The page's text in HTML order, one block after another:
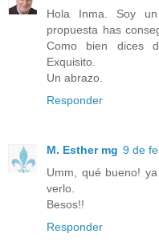
Hola Inma. Soy
propuesta has
Como bien dices
Exquisito.
Un abrazo.
Responder
M. Esther mg 9 de
Umm, qué bueno!
verlo.
Besos!!
Responder